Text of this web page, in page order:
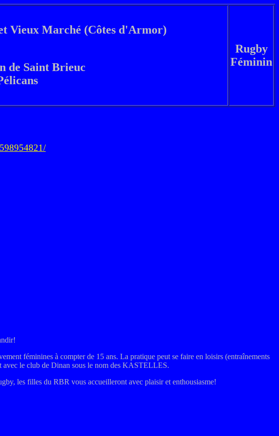
Vieux Marché (Côtes d'Armor)
de Saint Brieuc
Rugby
Féminin
féminines à compter de 15 ans. La pratique peut se faire en loisirs (entraînements
avec le club de Dinan sous le nom des KASTELLES.
les filles du RBR vous accueilleront avec plaisir et enthousiasme!